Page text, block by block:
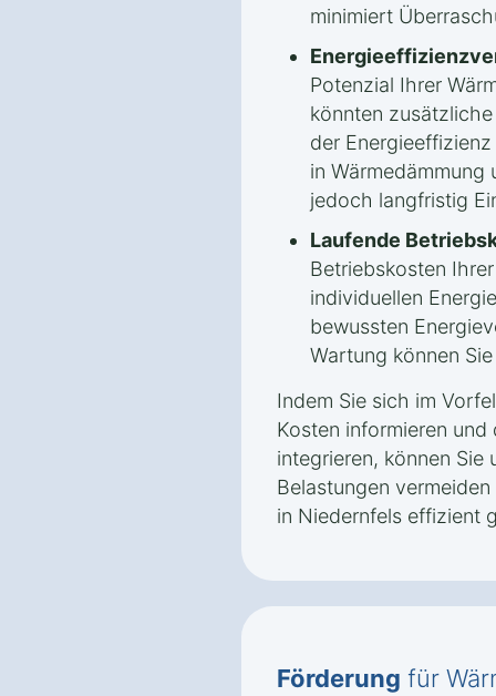
minimiert
Potenzial Ihrer
könnten
der
in Wärmedämmung
jedoch langfristig
Laufende
Betriebskosten
individuellen
bewussten
Wartung können
Indem Sie sich im
Kosten informieren und
integrieren, können Sie
Belastungen
in Niedernfels effizient
Förderung für